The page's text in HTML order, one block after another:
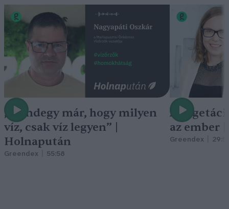
„Mindegy már, hogy milyen
víz, csak víz legyen” |
Holnapután
Greendex 55:58
A
az ember
Greendex